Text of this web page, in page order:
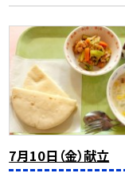
7月10日（金）献立